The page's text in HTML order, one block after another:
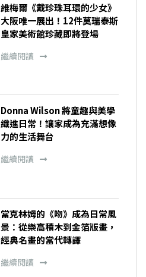
維梅爾《戴珍珠耳環的少女》
大阪唯一展出！12件莫瑞泰斯
皇家美術館珍藏即將登場
繼續閱讀
Donna Wilson 將童趣與美學
織進日常！讓家成為充滿想像
力的生活舞台
繼續閱讀
當克林姆的《吻》成為日常風
景：從樂高積木到金箔版畫，
經典名畫的當代轉譯
繼續閱讀